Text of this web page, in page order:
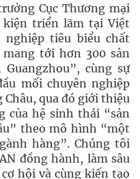
Cục Thương mại
kiện triển lãm tại Việt
tiêu biểu chất
mang tới hơn 300 sản
cùng sự
mối chuyên nghiệp
Châu, qua đó giới thiệu
của hệ sinh thái “sản
theo mô hình “một
hàng”. Chúng tôi
đồng hành, làm sâu
hội và cùng kiến tạo